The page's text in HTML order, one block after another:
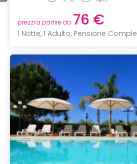
prezzi a partire da 76 €
1 Notte, 1 Adulto, Pensione